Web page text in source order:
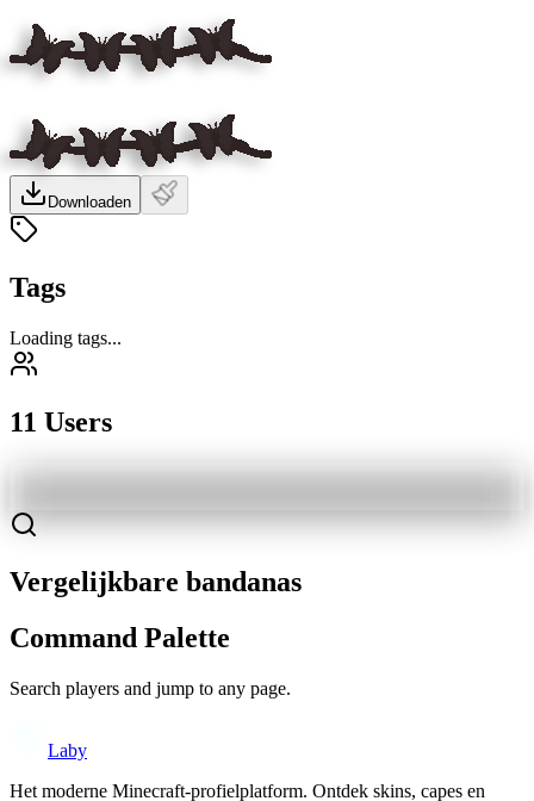
Downloaden
Tags
Loading tags...
11 Users
Vergelijkbare bandanas
Command Palette
Search players and jump to any page.
Laby
Het moderne Minecraft-profielplatform. Ontdek skins, capes en